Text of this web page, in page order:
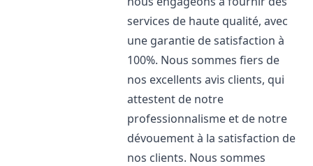
services de haute qualité, avec
une garantie de satisfaction à
100%. Nous sommes fiers de
nos excellents avis clients, qui
attestent de notre
professionnalisme et de notre
dévouement à la satisfaction de
nos clients. Nous sommes